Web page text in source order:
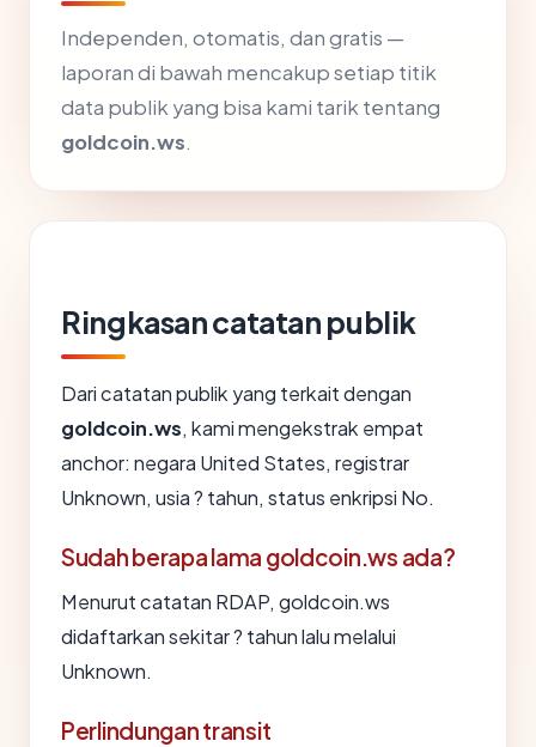
Independen, otomatis, dan gratis —
laporan di bawah mencakup setiap titik
data publik yang bisa kami tarik tentang
goldcoin.ws.
Ringkasan catatan publik
Dari catatan publik yang terkait dengan
goldcoin.ws, kami mengekstrak empat
anchor: negara United States, registrar
Unknown, usia ? tahun, status enkripsi No.
Sudah berapa lama goldcoin.ws ada?
Menurut catatan RDAP, goldcoin.ws
didaftarkan sekitar ? tahun lalu melalui
Unknown.
Perlindungan transit